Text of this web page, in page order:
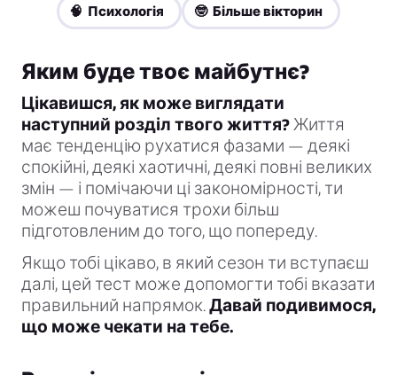
🧠 Психологія 🤓 Більше вікторин
Яким буде твоє майбутнє?
Цікавишся, як може виглядати
наступний розділ твого життя?Життя
має тенденцію рухатися фазами — деякі
спокійні, деякі хаотичні, деякі повні великих
змін — і помічаючи ці закономірності, ти
можеш почуватися трохи більш
підготовленим до того, що попереду.
Якщо тобі цікаво, в який сезон ти вступаєш
далі, цей тест може допомогти тобі вказати
правильний напрямок.Давай подивимося,
що може чекати на тебе.